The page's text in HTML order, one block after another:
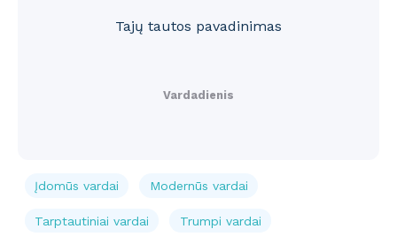
Tajų tautos pavadinimas
Vardadienis
Įdomūs vardai Modernūs vardai
Tarptautiniai vardai Trumpi vardai